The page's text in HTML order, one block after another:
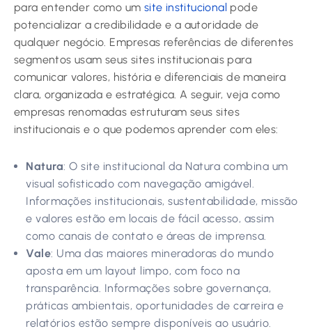
para entender como um site institucional pode
potencializar a credibilidade e a autoridade de
qualquer negócio. Empresas referências de diferentes
segmentos usam seus sites institucionais para
comunicar valores, história e diferenciais de maneira
clara, organizada e estratégica. A seguir, veja como
empresas renomadas estruturam seus sites
institucionais e o que podemos aprender com eles:
Natura: O site institucional da Natura combina um
visual sofisticado com navegação amigável.
Informações institucionais, sustentabilidade, missão
e valores estão em locais de fácil acesso, assim
como canais de contato e áreas de imprensa.
Vale: Uma das maiores mineradoras do mundo
aposta em um layout limpo, com foco na
transparência. Informações sobre governança,
práticas ambientais, oportunidades de carreira e
relatórios estão sempre disponíveis ao usuário.